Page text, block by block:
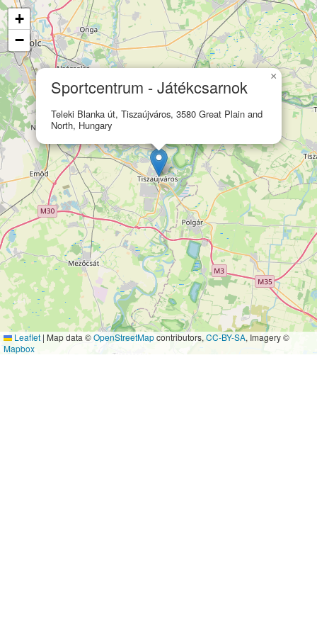
Sportcentrum - Játékcsarnok
Teleki Blanka út, Tiszaújváros, 3580 Great Plain and
North, Hungary
×
+
−
Leaflet | Map data ©OpenStreetMapcontributors, CC-BY-SA, Imagery ©
Mapbox